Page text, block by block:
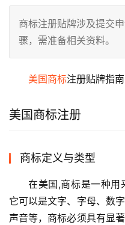
商标注册贴牌涉及提交
骤，需准备相关资料。
美国商标注册贴牌指南
美国商标注册
商标定义与类型
在美国,商标是一种用
它可以是文字、字母、数
声音等，商标必须具有显